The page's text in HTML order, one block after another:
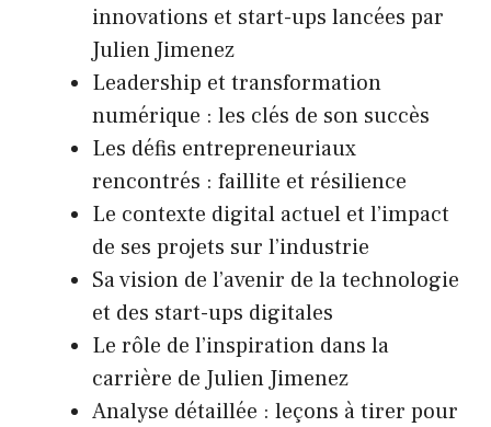
innovations et start-ups lancées par
Julien Jimenez
Leadership et transformation
numérique : les clés de son succès
Les défis entrepreneuriaux
rencontrés : faillite et résilience
Le contexte digital actuel et l’impact
de ses projets sur l’industrie
Sa vision de l’avenir de la technologie
et des start-ups digitales
Le rôle de l’inspiration dans la
carrière de Julien Jimenez
Analyse détaillée : leçons à tirer pour